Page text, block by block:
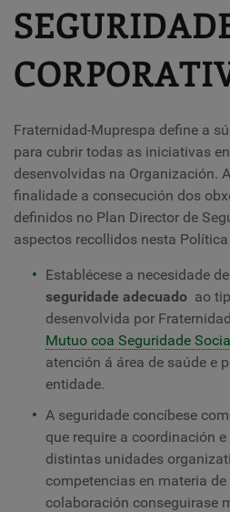
Fraternidad-Muprespa define a
para cubrir todas as iniciativas
desenvolvidas na Organización.
finalidade a consecución dos
definidos no Plan Director de
aspectos recollidos nesta
Establécese a necesidade
seguridade adecuado ao
desenvolvida por
Mutuo coa Seguridade
atención á área de saúde e
entidade.
A seguridade concíbese
que require a coordinación
distintas unidades
competencias en materia
colaboración conseguirase